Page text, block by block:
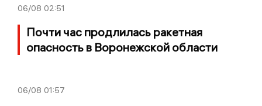
06/08 02:51
Почти час продлилась ракетная
опасность в Воронежской области
06/08 01:57